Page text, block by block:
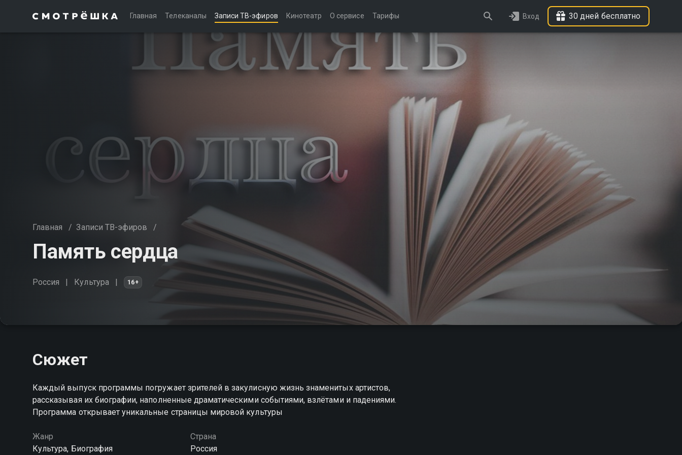
Главная Телеканалы Записи ТВ-эфиров Кинотеатр О сервисе Тарифы Вход 30 дней бесплатно
Главная / Записи ТВ-эфиров /
Память сердца
Россия Культура 16+
Сюжет
Каждый выпуск программы погружает зрителей в закулисную жизнь знаменитых артистов,
рассказывая их биографии, наполненные драматическими событиями, взлётами и падениями.
Программа открывает уникальные страницы мировой культуры
Жанр
Культура, Биография
Страна
Россия